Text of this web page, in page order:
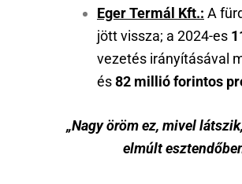
Eger Termál Kft.: A
jött vissza; a 2024-es
vezetés irányításával
és82 millió forintos
„Nagy öröm ez, mivel
elmúlt